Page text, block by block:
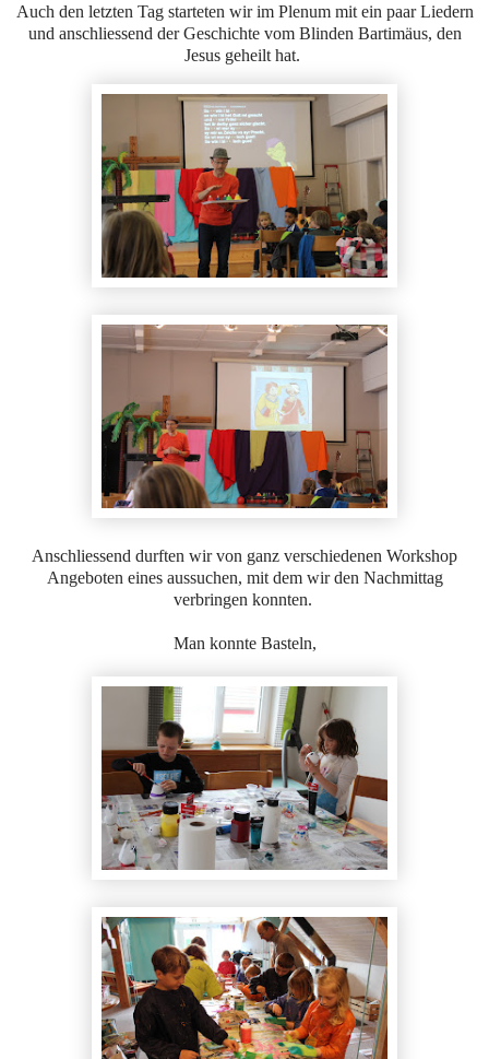
Auch den letzten Tag starteten wir im Plenum mit ein paar Liedern
und anschliessend der Geschichte vom Blinden Bartimäus, den
Jesus geheilt hat.
Anschliessend durften wir von ganz verschiedenen Workshop
Angeboten eines aussuchen, mit dem wir den Nachmittag
verbringen konnten.
Man konnte Basteln,